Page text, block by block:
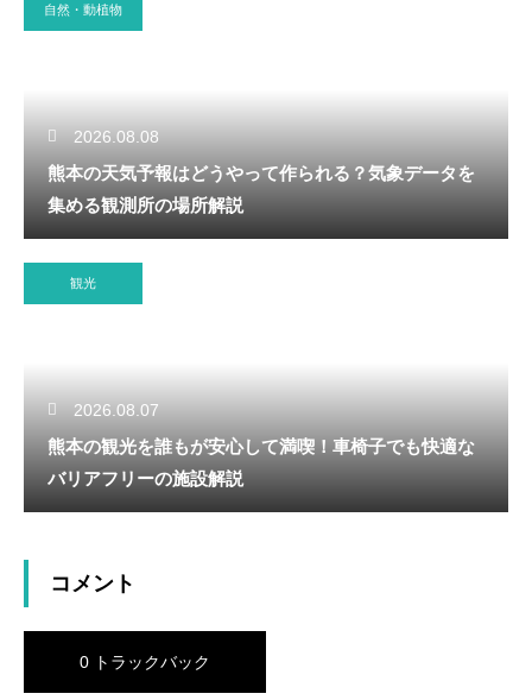
自然・動植物
2026.08.08
熊本の天気予報はどうやって作られる？気象データを
集める観測所の場所解説
観光
2026.08.07
熊本の観光を誰もが安心して満喫！車椅子でも快適な
バリアフリーの施設解説
コメント
0 トラックバック